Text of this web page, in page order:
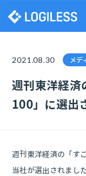
株式会社ロジレス
2021.08.30 メデ
週刊東洋経済
100」に選出
週刊東洋経済の「す
当社が選出されました